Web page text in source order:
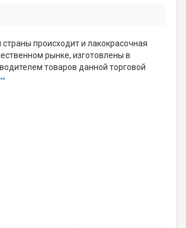
происходит и лакокрасочная
рынке, изготовлены в
товаров данной торговой